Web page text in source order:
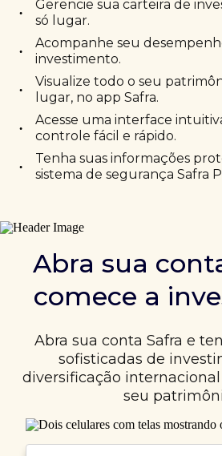
•
Gerencie sua carteira de
só lugar.
•
Acompanhe seu
investimento.
•
Visualize todo o seu
lugar, no app Safra.
•
Acesse uma interface
controle fácil e rápido.
•
Tenha suas informações
sistema de segurança Safra
Abra sua
comece a
Abra sua conta Safra e
sofisticadas de
diversificação
seu